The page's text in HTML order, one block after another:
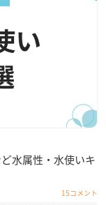
水属性・水使いキ
15コメント